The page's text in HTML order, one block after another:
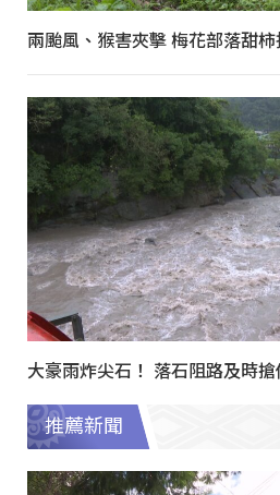
兩颱風、猴害夾擊 梅花部落甜
大豪雨炸尖石！ 落石阻路及時
推薦新聞